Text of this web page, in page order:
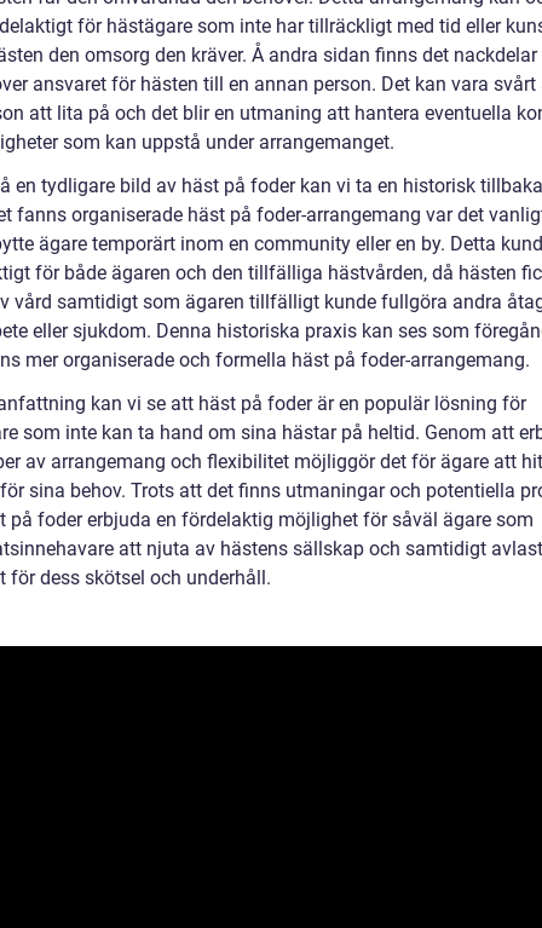
för hästägare som inte har tillräckligt med tid eller
den omsorg den kräver. Å andra sidan finns det
ansvaret för hästen till en annan person. Det kan vara
att lita på och det blir en utmaning att hantera eventuella
som kan uppstå under arrangemanget.
en tydligare bild av häst på foder kan vi ta en historisk
fanns organiserade häst på foder-arrangemang var det
ägare temporärt inom en community eller en by. Detta
för både ägaren och den tillfälliga hästvården, då hästen
vård samtidigt som ägaren tillfälligt kunde fullgöra andra
eller sjukdom. Denna historiska praxis kan ses som
mer organiserade och formella häst på foder-arrangemang.
kan vi se att häst på foder är en populär lösning för
som inte kan ta hand om sina hästar på heltid. Genom att
av arrangemang och flexibilitet möjliggör det för ägare att
sina behov. Trots att det finns utmaningar och potentiella
på foder erbjuda en fördelaktig möjlighet för såväl ägare som
att njuta av hästens sällskap och samtidigt
för dess skötsel och underhåll.